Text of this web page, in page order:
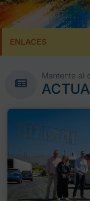
ENLACES
Mantente al